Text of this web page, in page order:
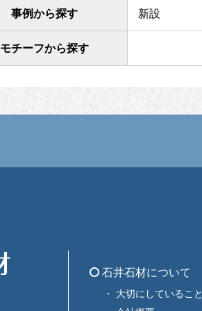
事例から探す 新設
モチーフから探す
石井石材について
大切にしていること